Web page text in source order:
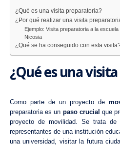
¿Qué es una visita preparatoria?
¿Por qué realizar una visita
Ejemplo: Visita preparatoria a la
Nicosia
¿Qué se ha conseguido con esta
¿Qué es una
Como parte de un proyecto de
preparatoria es un paso crucial que
proyecto de movilidad. Se trata
representantes de una institución
una universidad, visitar la futura